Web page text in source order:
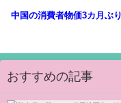
中国の消費者物価3カ月
おすすめの記事